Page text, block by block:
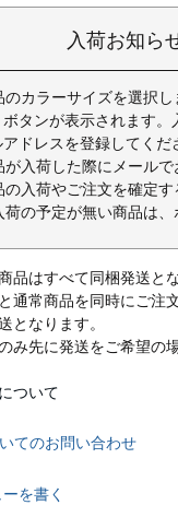
入荷お知ら
のカラーサイズを選択
タンが表示されます。
アドレスを登録してくだ
が入荷した際にメールで
の入荷やご注文を確定す
荷の予定が無い商品は、
品はすべて同梱発送とな
通常商品を同時にご注
となります。
み先に発送をご希望の
ついて
てのお問い合わせ
を書く